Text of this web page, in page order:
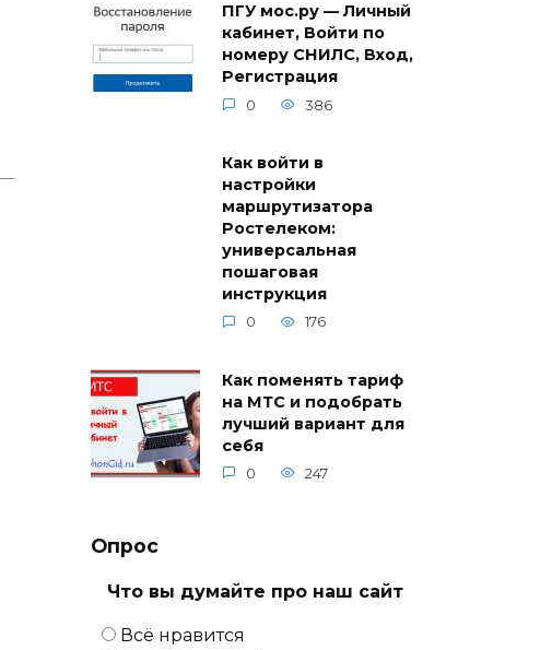
ПГУ мос.ру — Личный
кабинет, Войти по
номеру СНИЛС, Вход,
Регистрация
0 386
Как войти в
настройки
маршрутизатора
Ростелеком:
универсальная
пошаговая
инструкция
0 176
Как поменять тариф
на МТС и подобрать
лучший вариант для
себя
0 247
Опрос
Что вы думайте про наш сайт
Всё нравится